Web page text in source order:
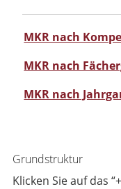
MKR nach
MKR nach
MKR nach
Grundstruktur
Klicken Sie auf das